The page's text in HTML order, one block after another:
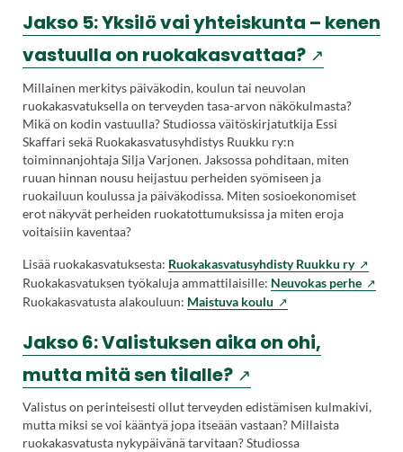
sivustolla.
Linkki
avautuu
uuteen
välilehteen.)
Jakso 5: Yksilö vai yhteiskunta – kenen
vastuulla on ruokakasvattaa?(Vieraile
sivustolla.
Linkki
avautuu
uuteen
Millainen merkitys päiväkodin, koulun tai neuvolan
ruokakasvatuksella on terveyden tasa-arvon näkökulmasta?
Mikä on kodin vastuulla? Studiossa väitöskirjatutkija Essi
Skaffari sekä Ruokakasvatusyhdistys Ruukku ry:n
toiminnanjohtaja Silja Varjonen. Jaksossa pohditaan, miten
ruuan hinnan nousu heijastuu perheiden syömiseen ja
ruokailuun koulussa ja päiväkodissa. Miten sosioekonomiset
erot näkyvät perheiden ruokatottumuksissa ja miten eroja
voitaisiin kaventaa?
Lisää ruokakasvatuksesta: Ruokakasvatusyhdisty Ruukku ry
Ruokakasvatuksen työkaluja ammattilaisille: Neuvokas perhe
Ruokakasvatusta alakouluun: Maistuva koulu (Vieraile
sivustolla.
Linkki
välilehteen.)
Jakso 6: Valistuksen aika on ohi,
mutta mitä sen tilalle?(Vieraile
ulkoisella
sivustolla.
Valistus on perinteisesti ollut terveyden edistämisen kulmakivi,
mutta miksi se voi kääntyä jopa itseään vastaan? Millaista
ruokakasvatusta nykypäivänä tarvitaan? Studiossa